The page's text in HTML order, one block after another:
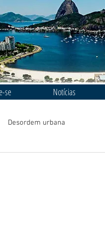
se Notícias
Desordem urbana